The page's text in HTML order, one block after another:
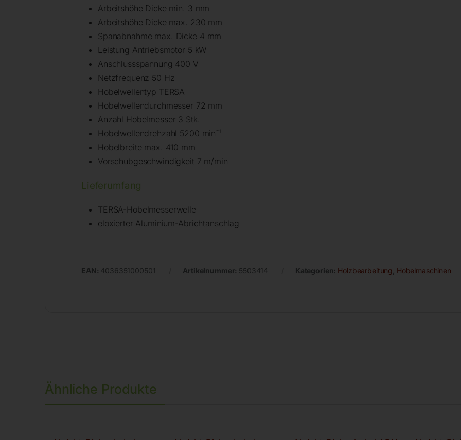
Arbeitshöhe Dicke min. 3 mm
Arbeitshöhe Dicke max. 230 mm
Spanabnahme max. Dicke 4 mm
Leistung Antriebsmotor 5 kW
Anschlussspannung 400 V
Netzfrequenz 50 Hz
Hobelwellentyp TERSA
Hobelwellendurchmesser 72 mm
Anzahl Hobelmesser 3 Stk.
Hobelwellendrehzahl 5200 min¯¹
Hobelbreite max. 410 mm
Vorschubgeschwindigkeit 7 m/min
Lieferumfang
TERSA-Hobelmesserwelle
eloxierter Aluminium-Abrichtanschlag
EAN: 4036351000501 Artikelnummer: 5503414 Kategorien: Holzbearbeitung Hobelmaschinen
Ähnliche Produkte